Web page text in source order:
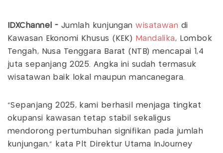
IDXChannel - Jumlah kunjunganwisatawan di
Kawasan Ekonomi Khusus (KEK) Mandalika, Lombok
Tengah, Nusa Tenggara Barat (NTB) mencapai 1,4
juta sepanjang 2025. Angka ini sudah termasuk
wisatawan baik lokal maupun mancanegara.
“Sepanjang 2025, kami berhasil menjaga tingkat
okupansi kawasan tetap stabil sekaligus
mendorong pertumbuhan signifikan pada jumlah
kunjungan," kata Plt Direktur Utama InJourney